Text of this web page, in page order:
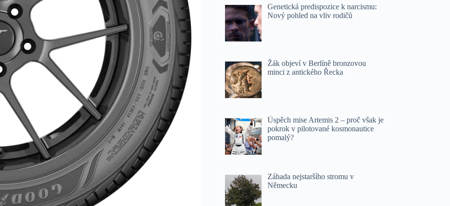
Genetická predispozice k narcismu:
Nový pohled na vliv rodičů
Žák objeví v Berlíně bronzovou
minci z antického Řecka
Úspěch mise Artemis 2 – proč však je
pokrok v pilotované kosmonautice
pomalý?
Záhada nejstaršího stromu v
Německu